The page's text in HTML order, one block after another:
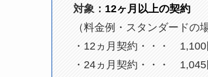
対象： 12ヶ月以上の契約
（料金例・スタンダードの
・12ヵ月契約・・・
・24ヵ月契約・・・